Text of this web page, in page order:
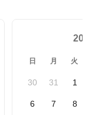
日 月 火
30 31 1
6 7 8